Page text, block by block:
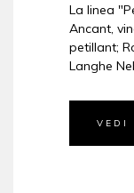
La linea
Ancant,
petillant;
Langhe
VEDI